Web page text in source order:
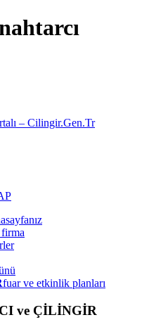
firma
fuar ve etkinlik planları
ve ÇİLİNGİR